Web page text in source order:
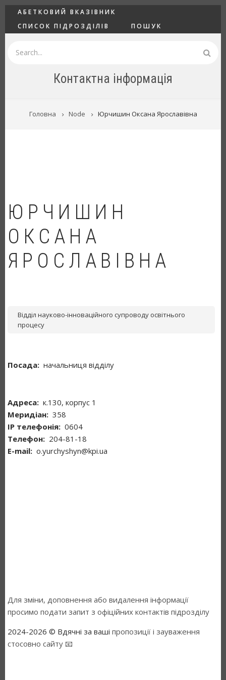
Перейти
основного
ГОЛОВНЕ
АБЕТКОВИЙ ВКАЗІВНИК
СПИСОК ПІДРОЗДІЛІВ
ПОШУК
Контактна інформація
РЯДОК
Головна Node Юрчишин Оксана Ярославівна
ЮРЧИШИН
ОКСАНА
ЯРОСЛАВІВНА
Відділ науково-інноваційного супроводу освітнього
процесу
Посада начальниця відділу
Адреса к.130, корпус 1
Меридіан 358
ІР телефонія 0604
Телефон
204-81-18
Е-mail o.yurchyshyn@kpi.ua
Для зміни, доповнення або видалення інформації
просимо подати запит з офіційних контактів підрозділу
2024-2026 © Вдячні за ваші пропозиції і зауваження
стосовно сайту 📧